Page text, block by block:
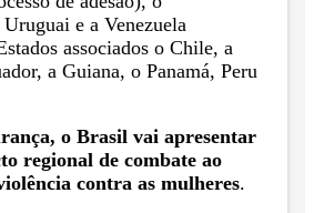
e a Venezuela
associados o Chile, a
a Guiana, o Panamá, Peru
o Brasil vai apresentar
regional de combate ao
contra as mulheres.